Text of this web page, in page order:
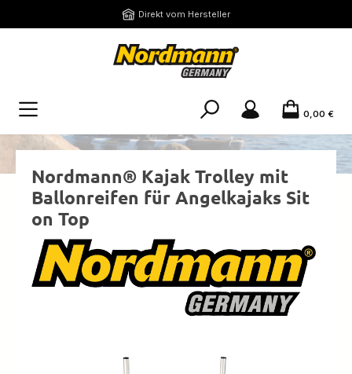
Zum Hauptinhalt springen Direkt vom Hersteller
0,00 €
Nordmann® Kajak Trolley mit
Ballonreifen für Angelkajaks Sit
on Top
Bildergalerie überspringen